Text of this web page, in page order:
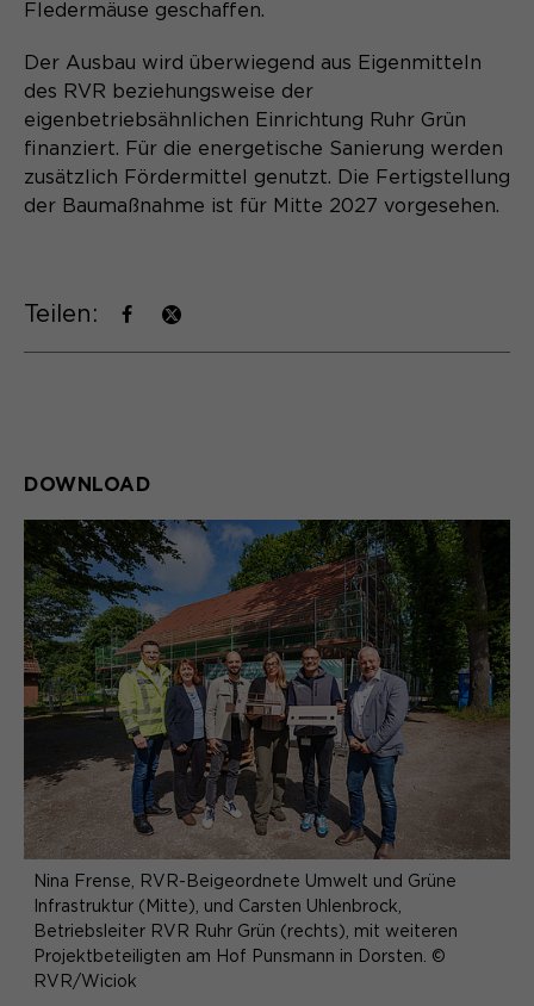
Fledermäuse geschaffen.
Der Ausbau wird überwiegend aus Eigenmitteln
des RVR beziehungsweise der
eigenbetriebsähnlichen Einrichtung Ruhr Grün
finanziert. Für die energetische Sanierung werden
zusätzlich Fördermittel genutzt. Die Fertigstellung
der Baumaßnahme ist für Mitte 2027 vorgesehen.
Teilen:
DOWNLOAD
Nina Frense, RVR-Beigeordnete Umwelt und Grüne
Infrastruktur (Mitte), und Carsten Uhlenbrock,
Betriebsleiter RVR Ruhr Grün (rechts), mit weiteren
Projektbeteiligten am Hof Punsmann in Dorsten. ©
RVR/Wiciok